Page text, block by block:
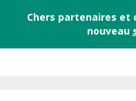
Chers partenaires et
nouveau